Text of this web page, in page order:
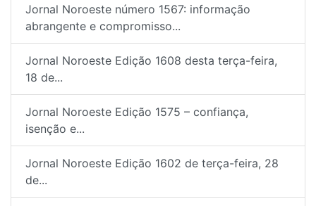
Jornal Noroeste número 1567: informação
abrangente e compromisso...
Jornal Noroeste Edição 1608 desta terça-feira,
18 de...
Jornal Noroeste Edição 1575 – confiança,
isenção e...
Jornal Noroeste Edição 1602 de terça-feira, 28
de...